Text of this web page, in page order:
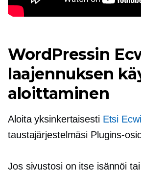
WordPressin
laajennuksen
aloittaminen
Aloita yksinkertaisesti Etsi
taustajärjestelmäsi Plugins-
Jos sivustosi on itse isännöi